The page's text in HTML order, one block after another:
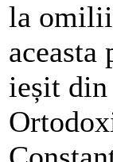
la
ieșit